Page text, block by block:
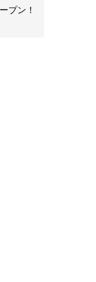
プン！